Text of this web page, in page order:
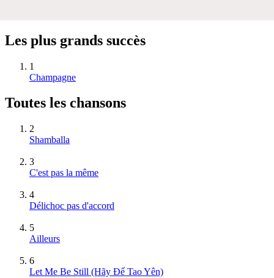
Les plus grands succès
1
Champagne
Toutes les chansons
2
Shamballa
3
C'est pas la même
4
Délichoc pas d'accord
5
Ailleurs
6
Let Me Be Still (Hãy Để Tao Yên)